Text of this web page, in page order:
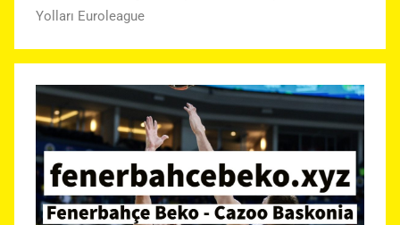
Yolları Euroleague